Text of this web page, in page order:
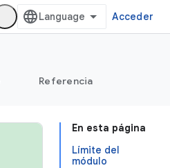
Acceder
Referencia
En esta página
Límite del
módulo